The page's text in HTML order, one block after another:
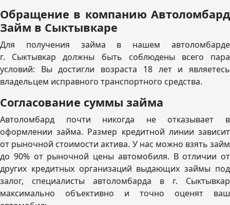
Обращение в компанию Автоломбард
Займ в Сыктывкаре
Для получения займа в нашем автоломбарде
г. Сыктывкар должны быть соблюдены всего пара
условий: Вы достигли возраста 18 лет и являетесь
владельцем исправного транспортного средства.
Согласование суммы займа
Автоломбард почти никогда не отказывает в
оформлении займа. Размер кредитной линии зависит
от рыночной стоимости актива. У нас можно взять займ
до 90% от рыночной цены автомобиля. В отличии от
других кредитных организаций выдающих займы под
залог, специалисты автоломбарда в г. Сыктывкар
максимально объективно и точно оценят ваш